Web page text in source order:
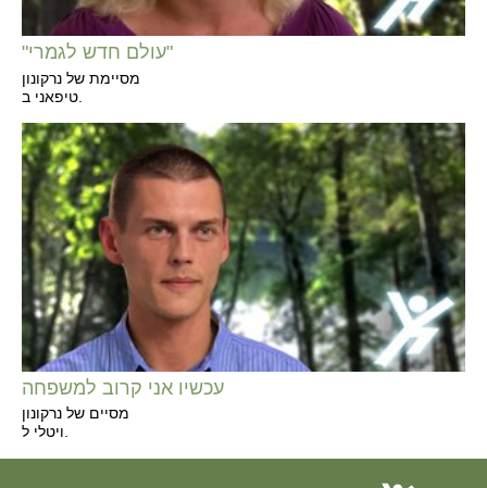
"עולם חדש לגמרי"
מסיימת של נרקונון
עכשיו אני קרוב למשפחה
מסיים של נרקונון
ויטלי ל.